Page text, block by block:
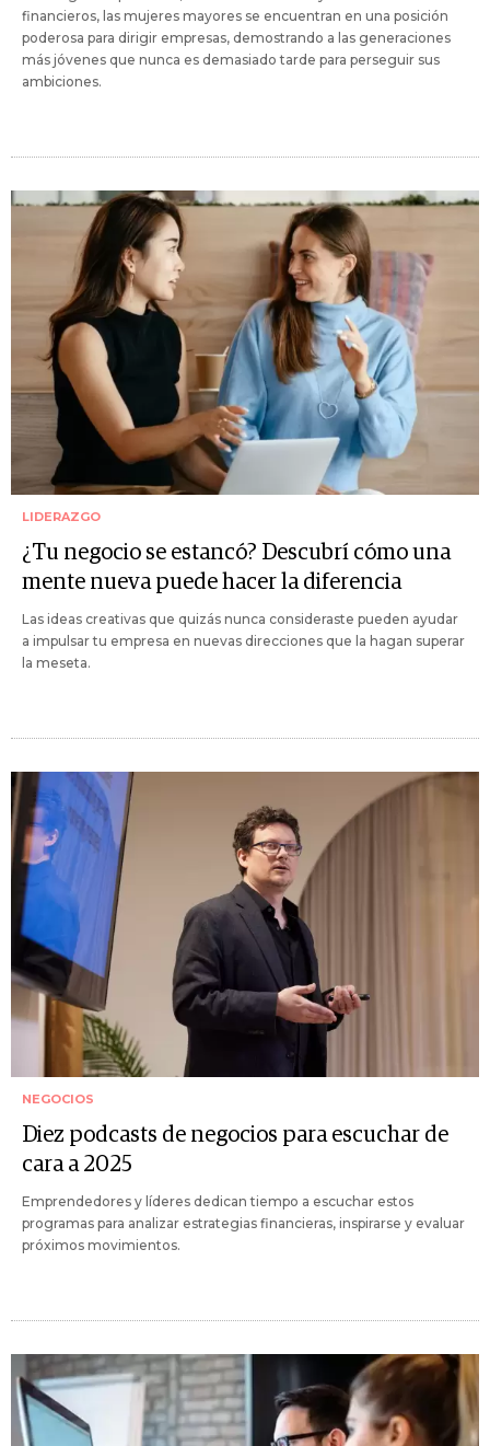
financieros, las mujeres mayores se encuentran en una posición
poderosa para dirigir empresas, demostrando a las generaciones
más jóvenes que nunca es demasiado tarde para perseguir sus
ambiciones.
LIDERAZGO
¿Tu negocio se estancó? Descubrí cómo una
mente nueva puede hacer la diferencia
Las ideas creativas que quizás nunca consideraste pueden ayudar
a impulsar tu empresa en nuevas direcciones que la hagan superar
la meseta.
NEGOCIOS
Diez podcasts de negocios para escuchar de
cara a 2025
Emprendedores y líderes dedican tiempo a escuchar estos
programas para analizar estrategias financieras, inspirarse y evaluar
próximos movimientos.